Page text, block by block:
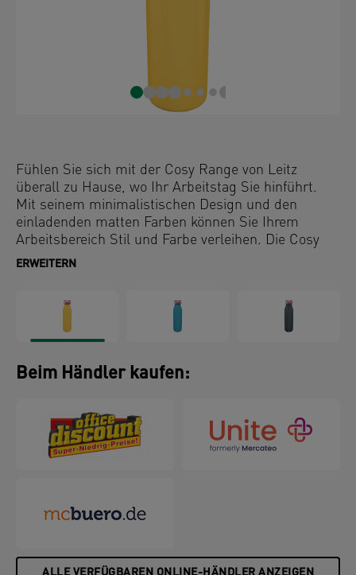
Fühlen Sie sich mit der Cosy Range von Leitz
überall zu Hause, wo Ihr Arbeitstag Sie hinführt.
Mit seinem minimalistischen Design und den
einladenden matten Farben können Sie Ihrem
Arbeitsbereich Stil und Farbe verleihen. Die Cosy
Trinkflasche hält Ihre Getränke 7 Stunden lang
hochwertige Thermosflasche eignet sich auch für
kohlensäurehaltige Getränke und ist die perfekte
Ergänzung für Ihr Zuhause oder Büro, damit Sie
den ganzen Tag entspannt und produktiv bleiben.
ERWEITERN
Beim Händler kaufen: